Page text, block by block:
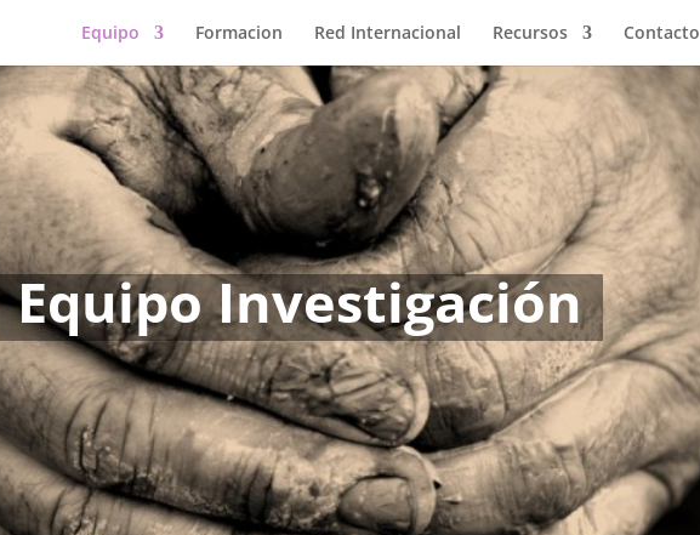
Equipo Formacion Red Internacional Recursos Contacto
Equipo Investigación